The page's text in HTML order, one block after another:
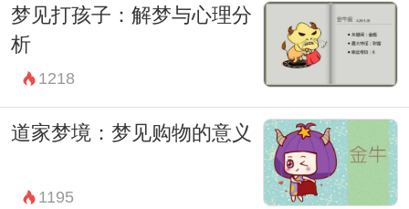
结合自己的实际情况和情感状态进行理性分
析。
总的来说，梦到钓虾可能预示着好运、勤
劳、内心的满足、未知世界的探索和发现，
但具体含义仍需结合梦境情境和个人情感来
进一步分析。梦境是一扇神秘的窗户，带着
梦见打孩子：解梦与心理分
析
1218
道家梦境：梦见购物的意义
1195